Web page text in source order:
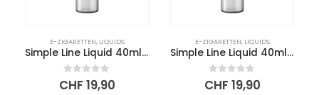
E-ZIGARETTEN, LIQUIDS
Simple Line Liquid 40ml – WASSERMELONE
0 out of 5
CHF 19,90
E-ZIGARETTEN, LIQUIDS
Simple Line Liquid 40ml – GURKE
0 out of 5
CHF 19,90